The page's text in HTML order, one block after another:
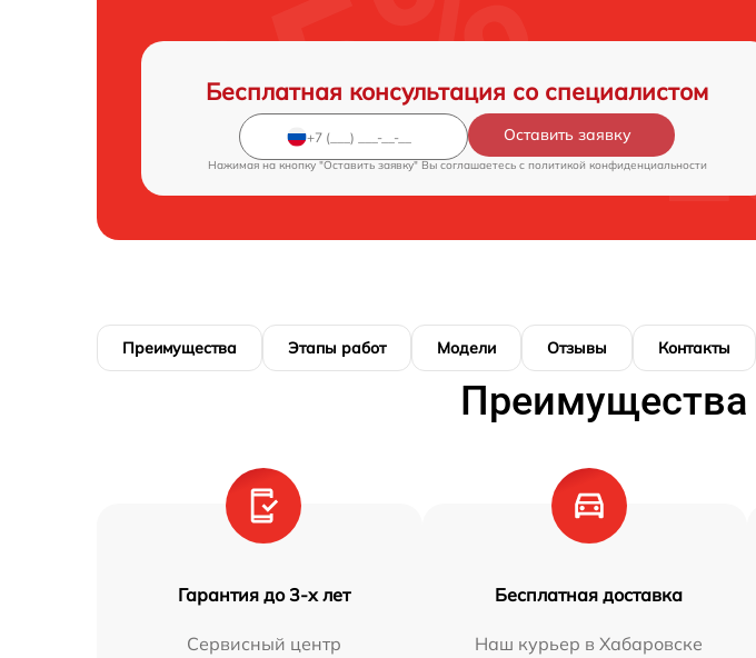
Бесплатная консультация со специалистом
Оставить заявку
Нажимая на кнопку "Оставить заявку" Вы соглашаетесь c политикой конфиденциальности
Преимущества Этапы работ Модели Отзывы Контакты
Преимущества
Гарантия до 3-х лет
Сервисный центр
Бесплатная доставка
Наш курьер в Хабаровске